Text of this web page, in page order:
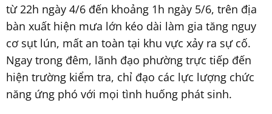
từ 22h ngày 4/6 đến khoảng 1h ngày 5/6, trên địa
bàn xuất hiện mưa lớn kéo dài làm gia tăng nguy
cơ sụt lún, mất an toàn tại khu vực xảy ra sự cố.
Ngay trong đêm, lãnh đạo phường trực tiếp đến
hiện trường kiểm tra, chỉ đạo các lực lượng chức
năng ứng phó với mọi tình huống phát sinh.